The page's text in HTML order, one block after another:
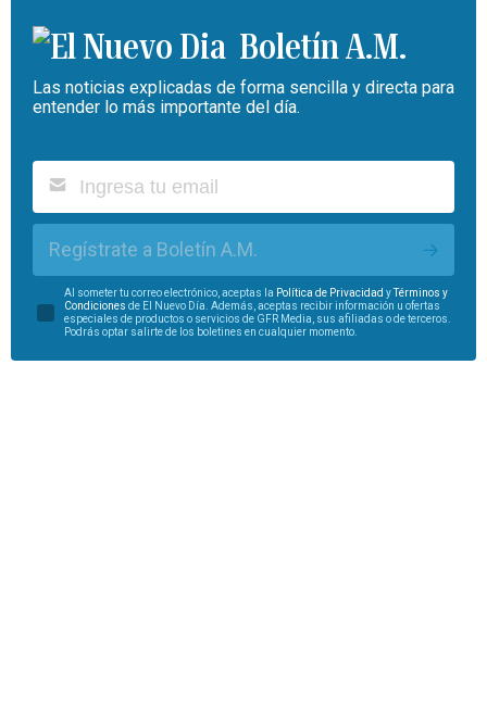
Boletín A.M.
Las noticias explicadas de forma sencilla y directa para
entender lo más importante del día.
Regístrate a Boletín A.M.
Al someter tu correo electrónico, aceptas la Política de Privacidad yTérminos y
Condiciones de El Nuevo Día. Además, aceptas recibir información u ofertas
especiales de productos o servicios de GFR Media, sus afiliadas o de terceros.
Podrás optar salirte de los boletines en cualquier momento.